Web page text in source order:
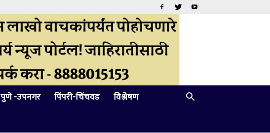
पुणे -उपनगर पिंपरी-चिंचवड
विश्लेषण